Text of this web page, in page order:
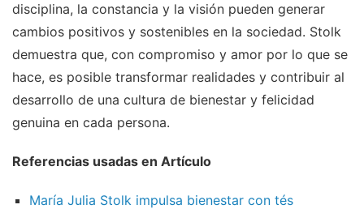
disciplina, la constancia y la visión pueden generar
cambios positivos y sostenibles en la sociedad. Stolk
demuestra que, con compromiso y amor por lo que se
hace, es posible transformar realidades y contribuir al
desarrollo de una cultura de bienestar y felicidad
genuina en cada persona.
Referencias usadas en Artículo
María Julia Stolk impulsa bienestar con tés